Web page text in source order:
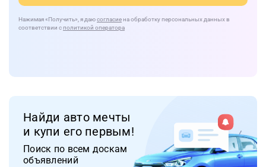
Нажимая «Получить» , я даюсогласиена обработку персональных данных в
соответствии сполитикой оператора
Найди авто мечты
и купи его первым!
Поиск по всем доскам
объявлений